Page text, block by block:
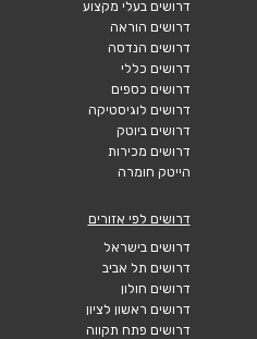
דרושים בעלי מקצוע
דרושים הוראה
דרושים הנדסה
דרושים כללי
דרושים כספים
דרושים לוגיסטיקה
דרושים ביוטק
דרושים מכירות
הייטק חומרה
דרושים לפי אזורים
דרושים בישראל
דרושים תל אביב
דרושים חולון
דרושים ראשון לציון
דרושים פתח תקווה